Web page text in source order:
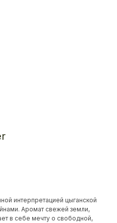
интерпретацией цыганской
Аромат свежей земли,
в себе мечту о свободной,